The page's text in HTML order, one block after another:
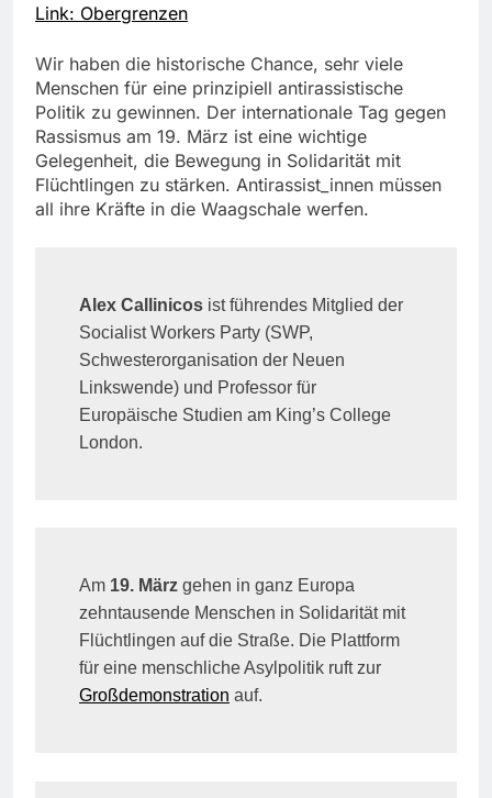
Link: Obergrenzen
Wir haben die historische Chance, sehr viele
Menschen für eine prinzipiell antirassistische
Politik zu gewinnen. Der internationale Tag gegen
Rassismus am 19. März ist eine wichtige
Gelegenheit, die Bewegung in Solidarität mit
Flüchtlingen zu stärken. Antirassist_innen müssen
all ihre Kräfte in die Waagschale werfen.
Alex Callinicos ist führendes Mitglied der
Socialist Workers Party (SWP,
Schwesterorganisation der Neuen
Linkswende) und Professor für
Europäische Studien am King’s College
London.
Am 19. März gehen in ganz Europa
zehntausende Menschen in Solidarität mit
Flüchtlingen auf die Straße. Die Plattform
für eine menschliche Asylpolitik ruft zur
Großdemonstration auf.